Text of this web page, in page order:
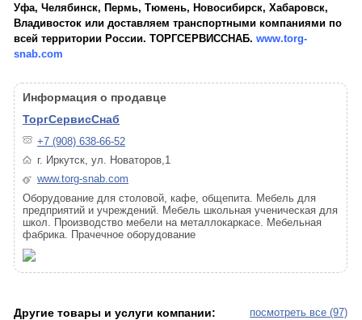
Уфа, Челябинск, Пермь, Тюмень, Новосибирск, Хабаровск,
Владивосток или доставляем транспортными компаниями по
всей территории России. ТОРГСЕРВИССНАБ. www.torg-
snab.com
Информация о продавце
ТоргСервисСнаб
+7 (908) 638-66-52
г. Иркутск, ул. Новаторов,1
www.torg-snab.com
Оборудование для столовой, кафе, общепита. Мебель для
предприятий и учреждений. Мебель школьная ученическая для
школ. Производство мебели на металлокаркасе. Мебельная
фабрика. Прачечное оборудование
посмотреть все (97)
Другие товары и услуги компании: